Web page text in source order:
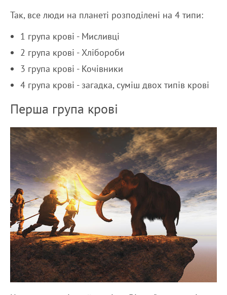
Так, все люди на планеті розподілені на 4 типи:
1 група крові - Мисливці
2 група крові - Хлібороби
3 група крові - Кочівники
4 група крові - загадка, суміш двох типів крові
Перша група крові